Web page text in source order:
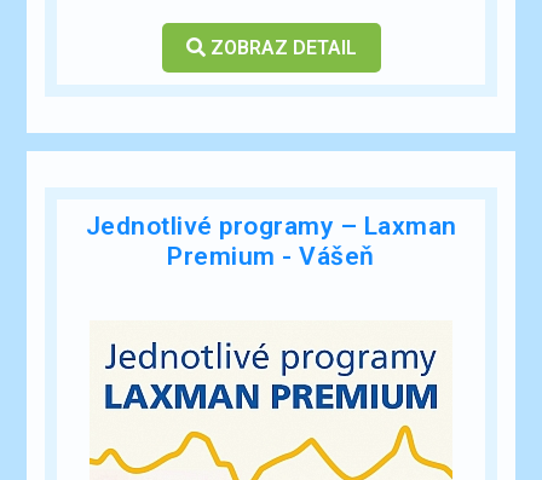
ZOBRAZ DETAIL
Jednotlivé programy – Laxman
Premium - Vášeň